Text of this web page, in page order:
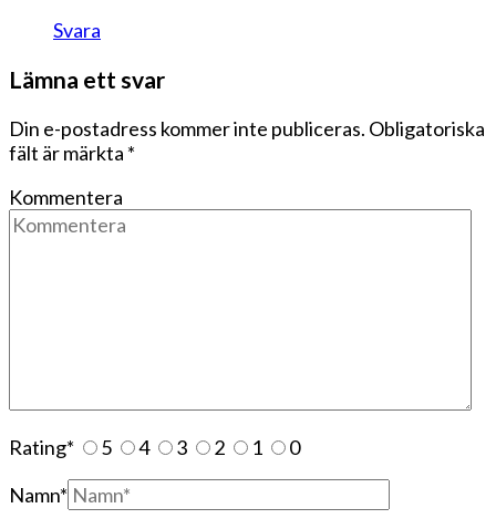
Svara
Lämna ett svar
Din e-postadress kommer inte publiceras. Obligatoriska
fält är märkta *
Kommentera
Rating* 5 4 3 2 1
0
Namn*